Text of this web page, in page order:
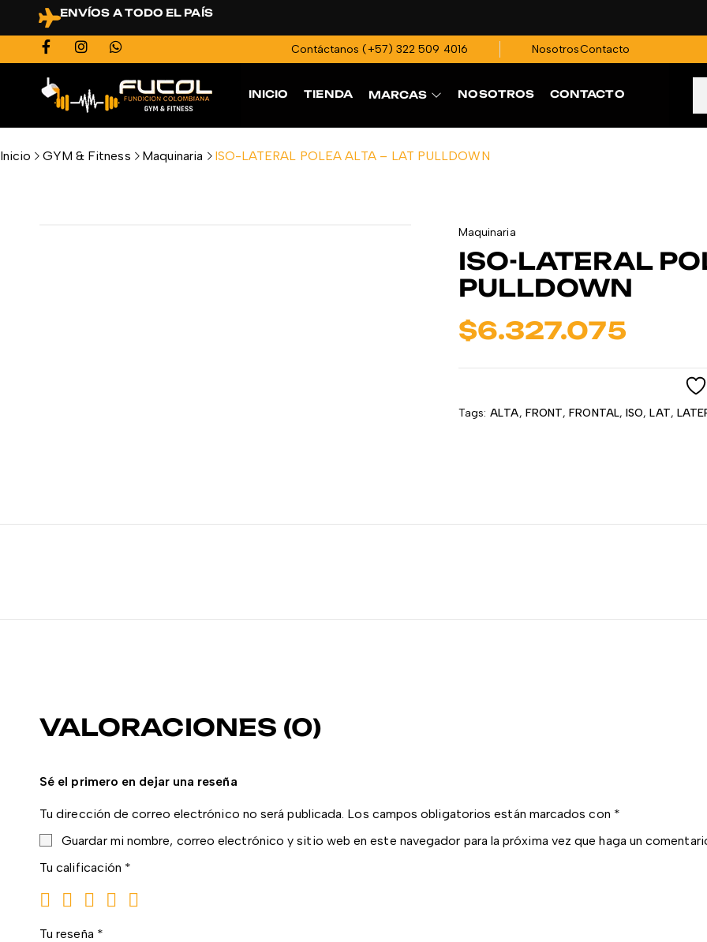
ENVÍOS A TODO EL PAÍS
Contáctanos(+57) 322 509 4016 NosotrosContacto
INICIO TIENDA MARCAS NOSOTROS CONTACTO
Inicio GYM & Fitness Maquinaria ISO-LATERAL POLEA ALTA – LAT PULLDOWN
Maquinaria
ISO-LATERAL
PULLDOWN
$6.327.075
Tags: ALTA, FRONT,FRONTAL,ISO,LAT,
VALORACIONES (0)
Sé el primero en dejar una reseña
Tu dirección de correo electrónico no será publicada. Los campos obligatorios están marcados con *
Guardar mi nombre, correo electrónico y sitio web en este navegador para la próxima vez que haga un
Tu calificación *
Tu reseña *